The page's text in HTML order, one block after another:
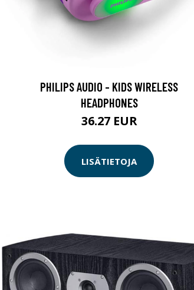
PHILIPS AUDIO - KIDS WIRELESS
HEADPHONES
36.27 EUR
LISÄTIETOJA